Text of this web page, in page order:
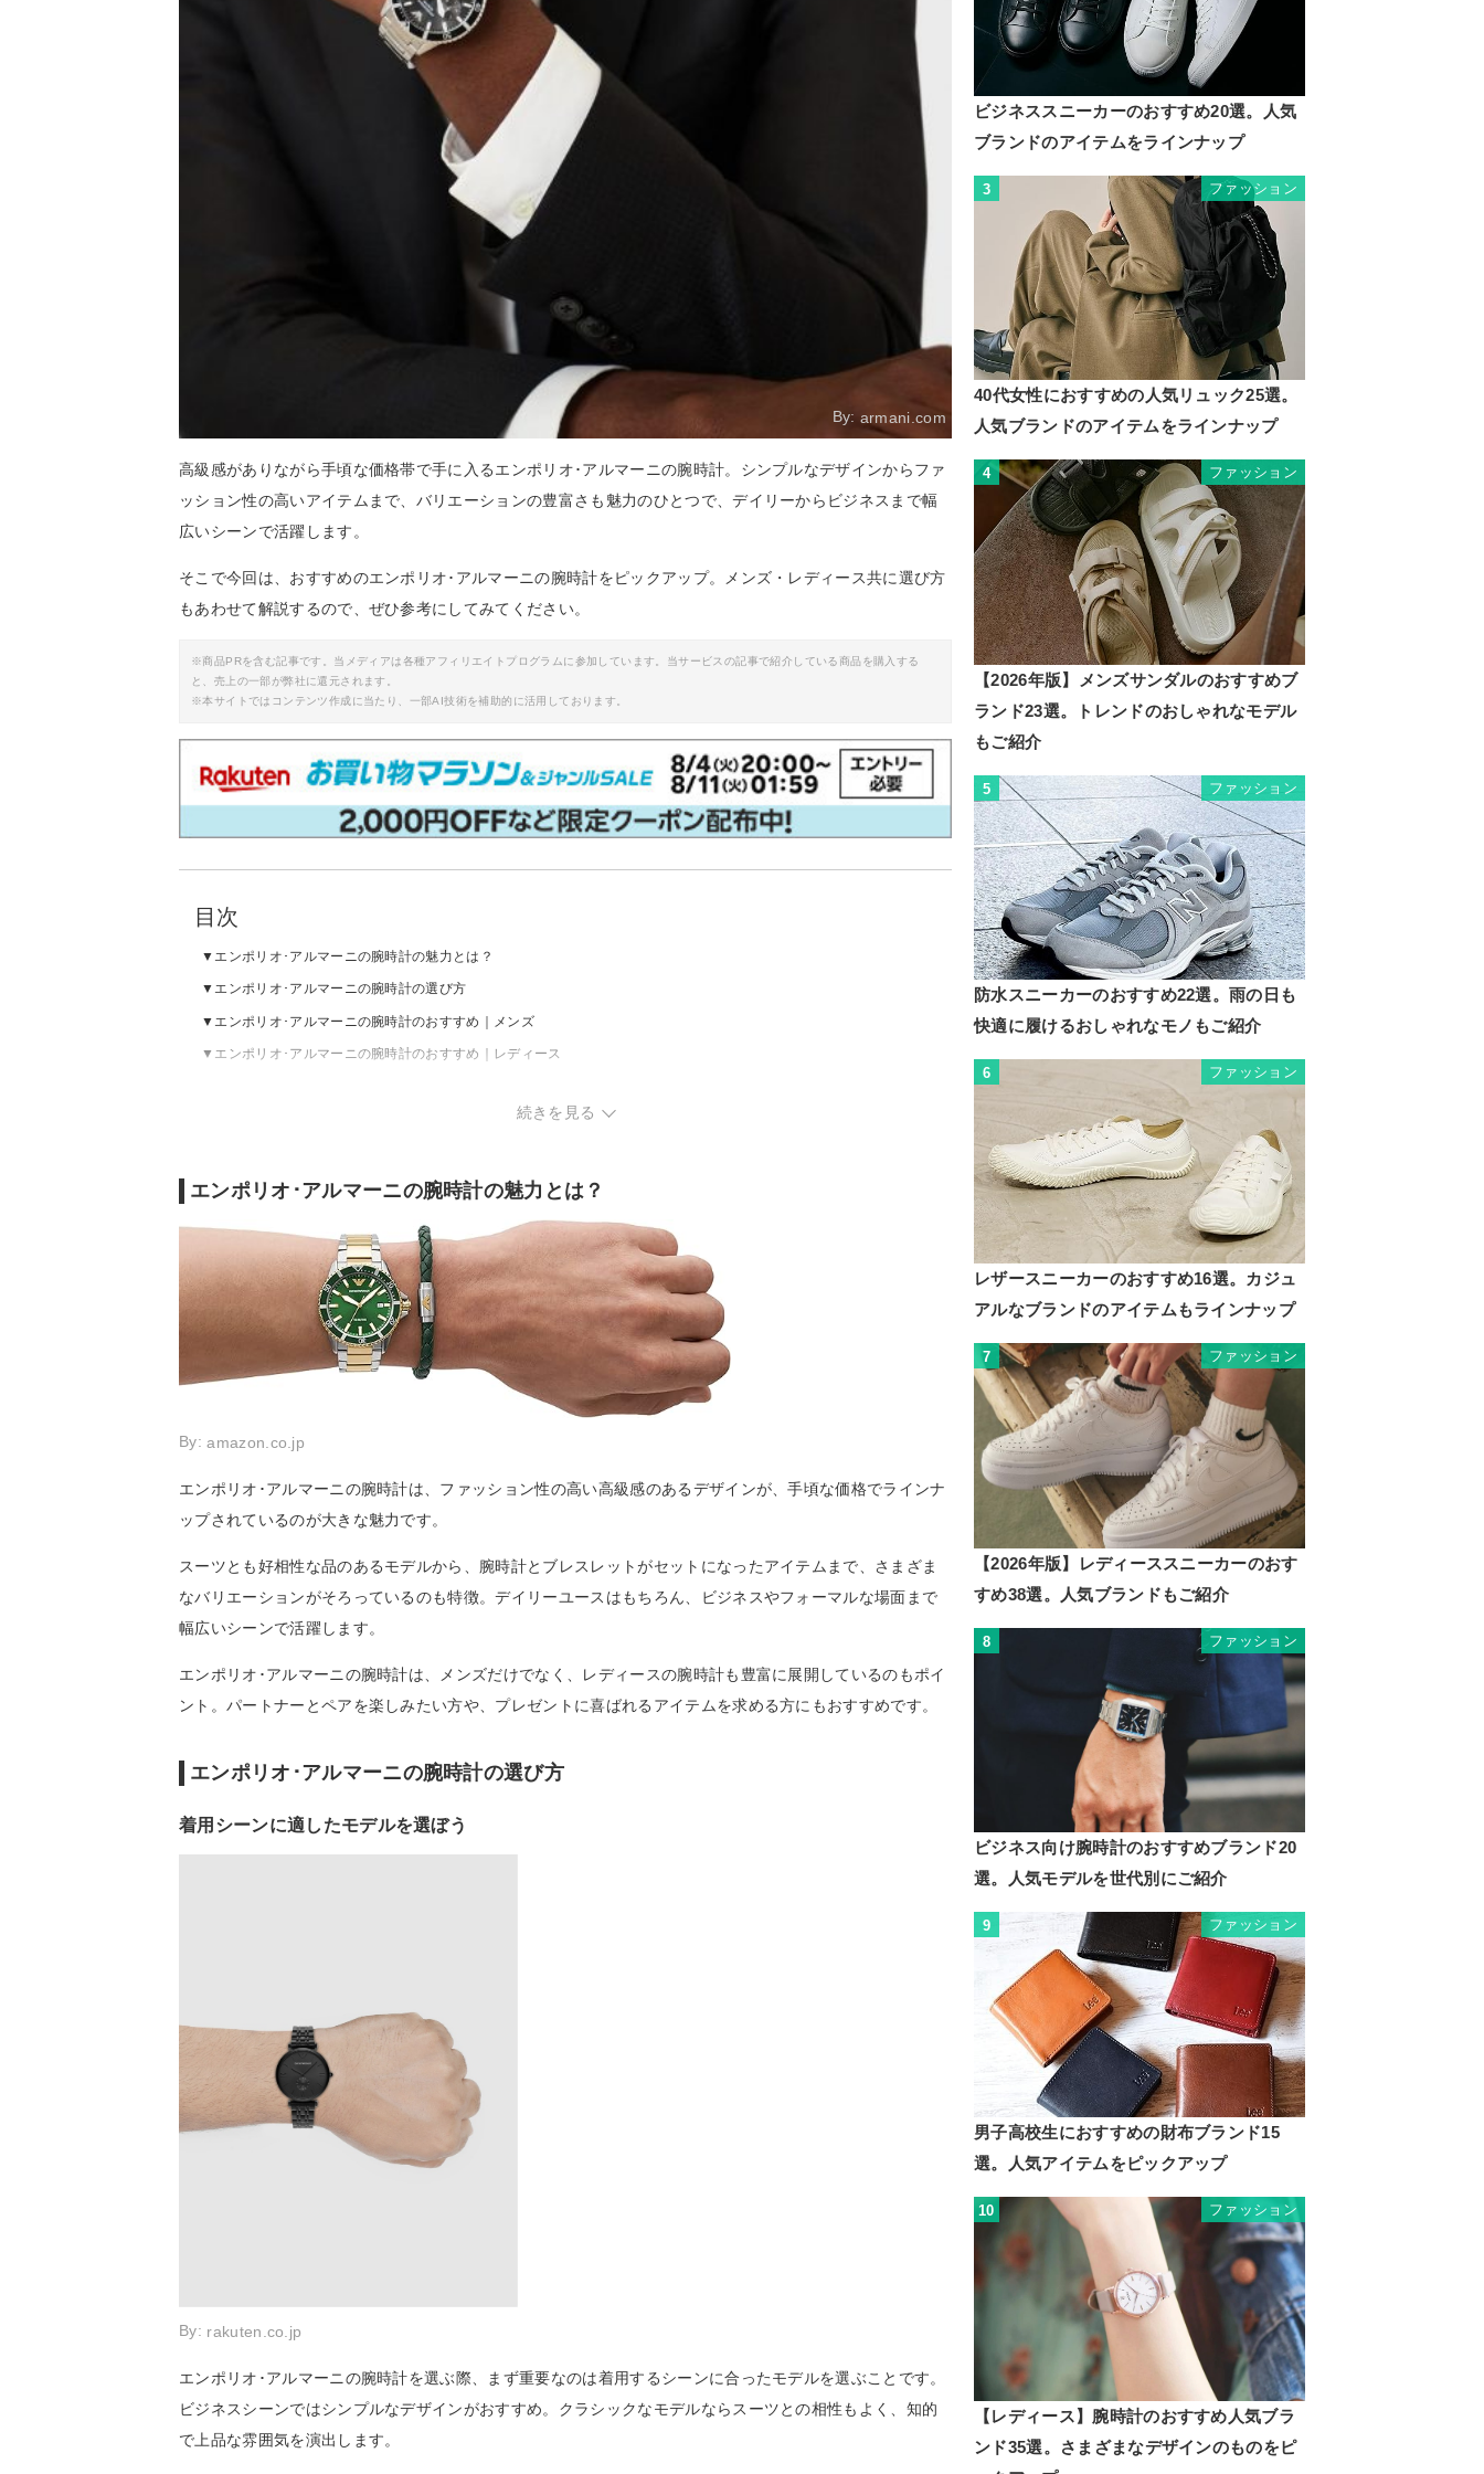
By: armani.com
高級感がありながら手頃な価格帯で手に入るエンポリオ･アルマーニの腕時計。シンプルなデザインからファ
ッション性の高いアイテムまで、バリエーションの豊富さも魅力のひとつで、デイリーからビジネスまで幅
広いシーンで活躍します。
そこで今回は、おすすめのエンポリオ･アルマーニの腕時計をピックアップ。メンズ・レディース共に選び方
もあわせて解説するので、ぜひ参考にしてみてください。
※商品PRを含む記事です。当メディアは各種アフィリエイトプログラムに参加しています。当サービスの記事で紹介している商品を購入する
と、売上の一部が弊社に還元されます。
※本サイトではコンテンツ作成に当たり、一部AI技術を補助的に活用しております。
目次
エンポリオ･アルマーニの腕時計の魅力とは？
エンポリオ･アルマーニの腕時計の選び方
エンポリオ･アルマーニの腕時計のおすすめ｜メンズ
エンポリオ･アルマーニの腕時計のおすすめ｜レディース
続きを見る
エンポリオ･アルマーニの腕時計の魅力とは？
By:amazon.co.jp
エンポリオ･アルマーニの腕時計は、ファッション性の高い高級感のあるデザインが、手頃な価格でラインナ
ップされているのが大きな魅力です。
スーツとも好相性な品のあるモデルから、腕時計とブレスレットがセットになったアイテムまで、さまざま
なバリエーションがそろっているのも特徴。デイリーユースはもちろん、ビジネスやフォーマルな場面まで
幅広いシーンで活躍します。
エンポリオ･アルマーニの腕時計は、メンズだけでなく、レディースの腕時計も豊富に展開しているのもポイ
ント。パートナーとペアを楽しみたい方や、プレゼントに喜ばれるアイテムを求める方にもおすすめです。
エンポリオ･アルマーニの腕時計の選び方
着用シーンに適したモデルを選ぼう
By: rakuten.co.jp
エンポリオ･アルマーニの腕時計を選ぶ際、まず重要なのは着用するシーンに合ったモデルを選ぶことです。
ビジネスシーンではシンプルなデザインがおすすめ。クラシックなモデルならスーツとの相性もよく、知的
で上品な雰囲気を演出します。
ビジネススニーカーのおすすめ20選。人気
ブランドのアイテムをラインナップ
3 ファッション
40代女性におすすめの人気リュック25選。
人気ブランドのアイテムをラインナップ
4 ファッション
【2026年版】メンズサンダルのおすすめブ
ランド23選。トレンドのおしゃれなモデル
もご紹介
5 ファッション
防水スニーカーのおすすめ22選。雨の日も
快適に履けるおしゃれなモノもご紹介
6 ファッション
レザースニーカーのおすすめ16選。カジュ
アルなブランドのアイテムもラインナップ
7 ファッション
【2026年版】レディーススニーカーのおす
すめ38選。人気ブランドもご紹介
8 ファッション
ビジネス向け腕時計のおすすめブランド20
選。人気モデルを世代別にご紹介
9 ファッション
男子高校生におすすめの財布ブランド15
選。人気アイテムをピックアップ
10 ファッション
【レディース】腕時計のおすすめ人気ブラ
ンド35選。さまざまなデザインのものをピ